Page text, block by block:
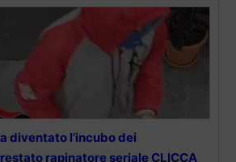
diventato l’incubo dei
rapinatore seriale CLICCA